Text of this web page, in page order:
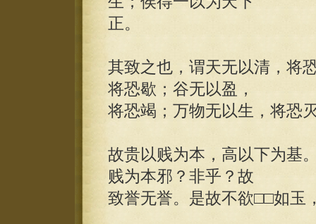
正。
其致之也，谓天无以清，将
将恐歇；谷无以盈，
将恐竭；万物无以生，将恐
故贵以贱为本，高以下为基
贱为本邪？非乎？故
致誉无誉。是故不欲□□如玉